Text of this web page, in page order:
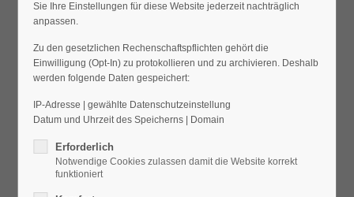
24h/ 365days
Mon - Fri 8:00am - 5:00pm(GMT +1)
Get in touch
Cybersteel Inc.
Sie Ihre Einstellungen für diese Website jederzeit nachträglich
anpassen.
Zu den gesetzlichen Rechenschaftspflichten gehört die
Einwilligung (Opt-In) zu protokollieren und zu archivieren. Deshalb
werden folgende Daten gespeichert:
IP-Adresse | gewählte Datenschutzeinstellung
Datum und Uhrzeit des Speicherns | Domain
Erforderlich
Notwendige Cookies zulassen damit die Website korrekt
funktioniert